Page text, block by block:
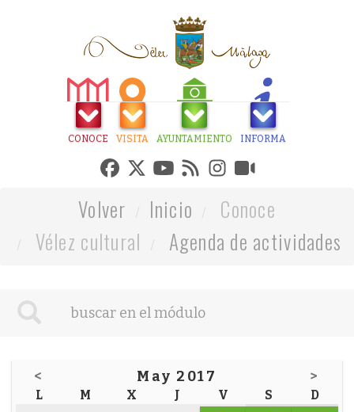
CONOCE VISITA AYUNTAMIENTO INFORMA
Volver Inicio
Conoce
Vélez cultural
Agenda de actividades
< May 2017 >
L M X J V S D